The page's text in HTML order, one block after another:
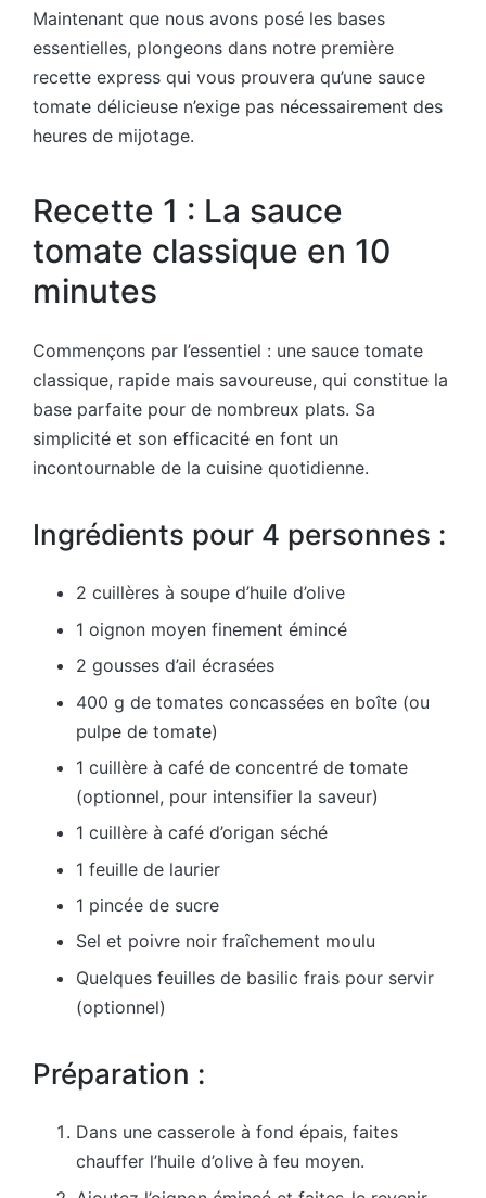
Maintenant que nous avons posé les bases
essentielles, plongeons dans notre première
recette express qui vous prouvera qu’une sauce
tomate délicieuse n’exige pas nécessairement des
heures de mijotage.
Recette 1 : La sauce
tomate classique en 10
minutes
Commençons par l’essentiel : une sauce tomate
classique, rapide mais savoureuse, qui constitue la
base parfaite pour de nombreux plats. Sa
simplicité et son efficacité en font un
incontournable de la cuisine quotidienne.
Ingrédients pour 4 personnes :
2 cuillères à soupe d’huile d’olive
1 oignon moyen finement émincé
2 gousses d’ail écrasées
400 g de tomates concassées en boîte (ou
pulpe de tomate)
1 cuillère à café de concentré de tomate
(optionnel, pour intensifier la saveur)
1 cuillère à café d’origan séché
1 feuille de laurier
1 pincée de sucre
Sel et poivre noir fraîchement moulu
Quelques feuilles de basilic frais pour servir
(optionnel)
Préparation :
Dans une casserole à fond épais, faites
chauffer l’huile d’olive à feu moyen.